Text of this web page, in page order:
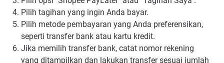
Pilih tagihan yang ingin Anda bayar.
Pilih metode pembayaran yang Anda preferensikan,
seperti transfer bank atau kartu kredit.
Jika memilih transfer bank, catat nomor rekening
yang ditampilkan dan lakukan transfer sesuai jumlah